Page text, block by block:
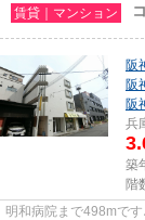
賃貸｜マンション
阪
阪
阪
兵
築
階
明和病院まで498mで